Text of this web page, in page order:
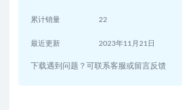
累计销量 22
最近更新 2023年11月21日
下载遇到问题？可联系客服或留言反馈